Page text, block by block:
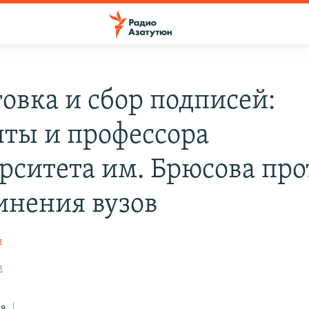
и сбор подписей:
и профессора
им. Брюсова
вузов